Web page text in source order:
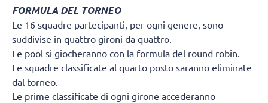
FORMULA DEL TORNEO
Le 16 squadre partecipanti, per ogni genere, sono
suddivise in quattro gironi da quattro.
Le pool si giocheranno con la formula del round robin.
Le squadre classificate al quarto posto saranno eliminate
dal torneo.
Le prime classificate di ogni girone accederanno